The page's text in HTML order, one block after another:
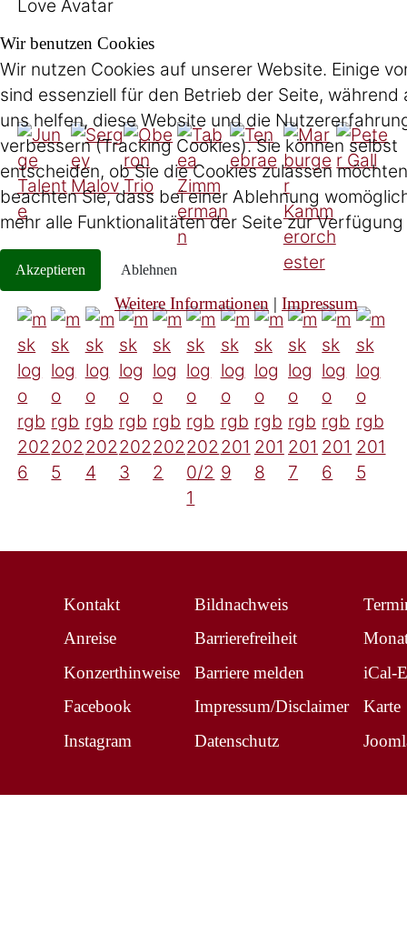
Love Avatar
Kontakt
Anreise
Konzerthinweise
Facebook
Instagram
Bildnachweis
Barrierefreiheit
Barriere melden
Impressum/Disclaimer
Datenschutz
iCal-
Karte
Wir benutzen Cookies
Wir nutzen Cookies auf unserer Website. Einige
sind essenziell für den Betrieb der Seite, während
uns helfen, diese Website und die
verbessern (Tracking Cookies). Sie können selbst
entscheiden, ob Sie die Cookies zulassen
beachten Sie, dass bei einer Ablehnung
mehr alle Funktionalitäten der Seite zur
Akzeptieren Ablehnen
Weitere Informationen | Impressum